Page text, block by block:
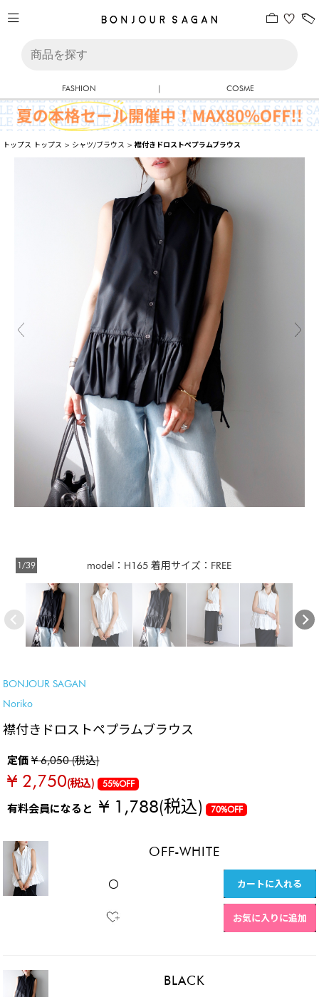
FASHION | COSME
トップス トップス > シャツ/ブラウス >襟付きドロストペプラムブラウス
model：H165 着用サイズ：FREE
1/39
BONJOUR SAGAN
Noriko
襟付きドロストペプラムブラウス
定価¥ 6,050 (税込)
¥ 2,750(税込) 55%OFF
有料会員になると¥ 1,788(税込) 70%OFF
OFF-WHITE
〇 カートに入れる
お気に入りに追加
BLACK